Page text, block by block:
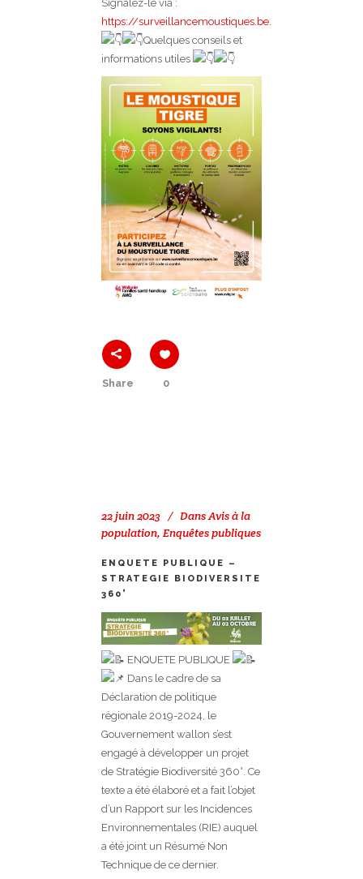
Signalez-le via :
https://surveillancemoustiques.be.
Quelques conseils et
informations utiles
Share 0
22 juin 2023 DansAvis à la
population, Enquêtes publiques
ENQUETE PUBLIQUE –
STRATEGIE BIODIVERSITE
360°
ENQUETE PUBLIQUE
Dans le cadre de sa
Déclaration de politique
régionale 2019-2024, le
Gouvernement wallon s’est
engagé à développer un projet
de Stratégie Biodiversité 360°. Ce
texte a été élaboré et a fait l’objet
d’un Rapport sur les Incidences
Environnementales (RIE) auquel
a été joint un Résumé Non
Technique de ce dernier.